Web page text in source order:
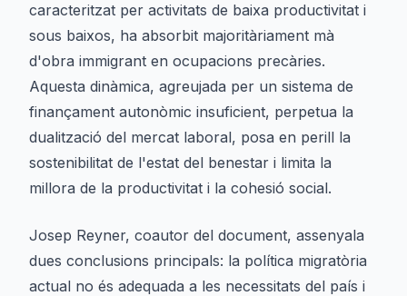
caracteritzat per activitats de baixa productivitat i
sous baixos, ha absorbit majoritàriament mà
d'obra immigrant en ocupacions precàries.
Aquesta dinàmica, agreujada per un sistema de
finançament autonòmic insuficient, perpetua la
dualització del mercat laboral, posa en perill la
sostenibilitat de l'estat del benestar i limita la
millora de la productivitat i la cohesió social.
Josep Reyner, coautor del document, assenyala
dues conclusions principals: la política migratòria
actual no és adequada a les necessitats del país i